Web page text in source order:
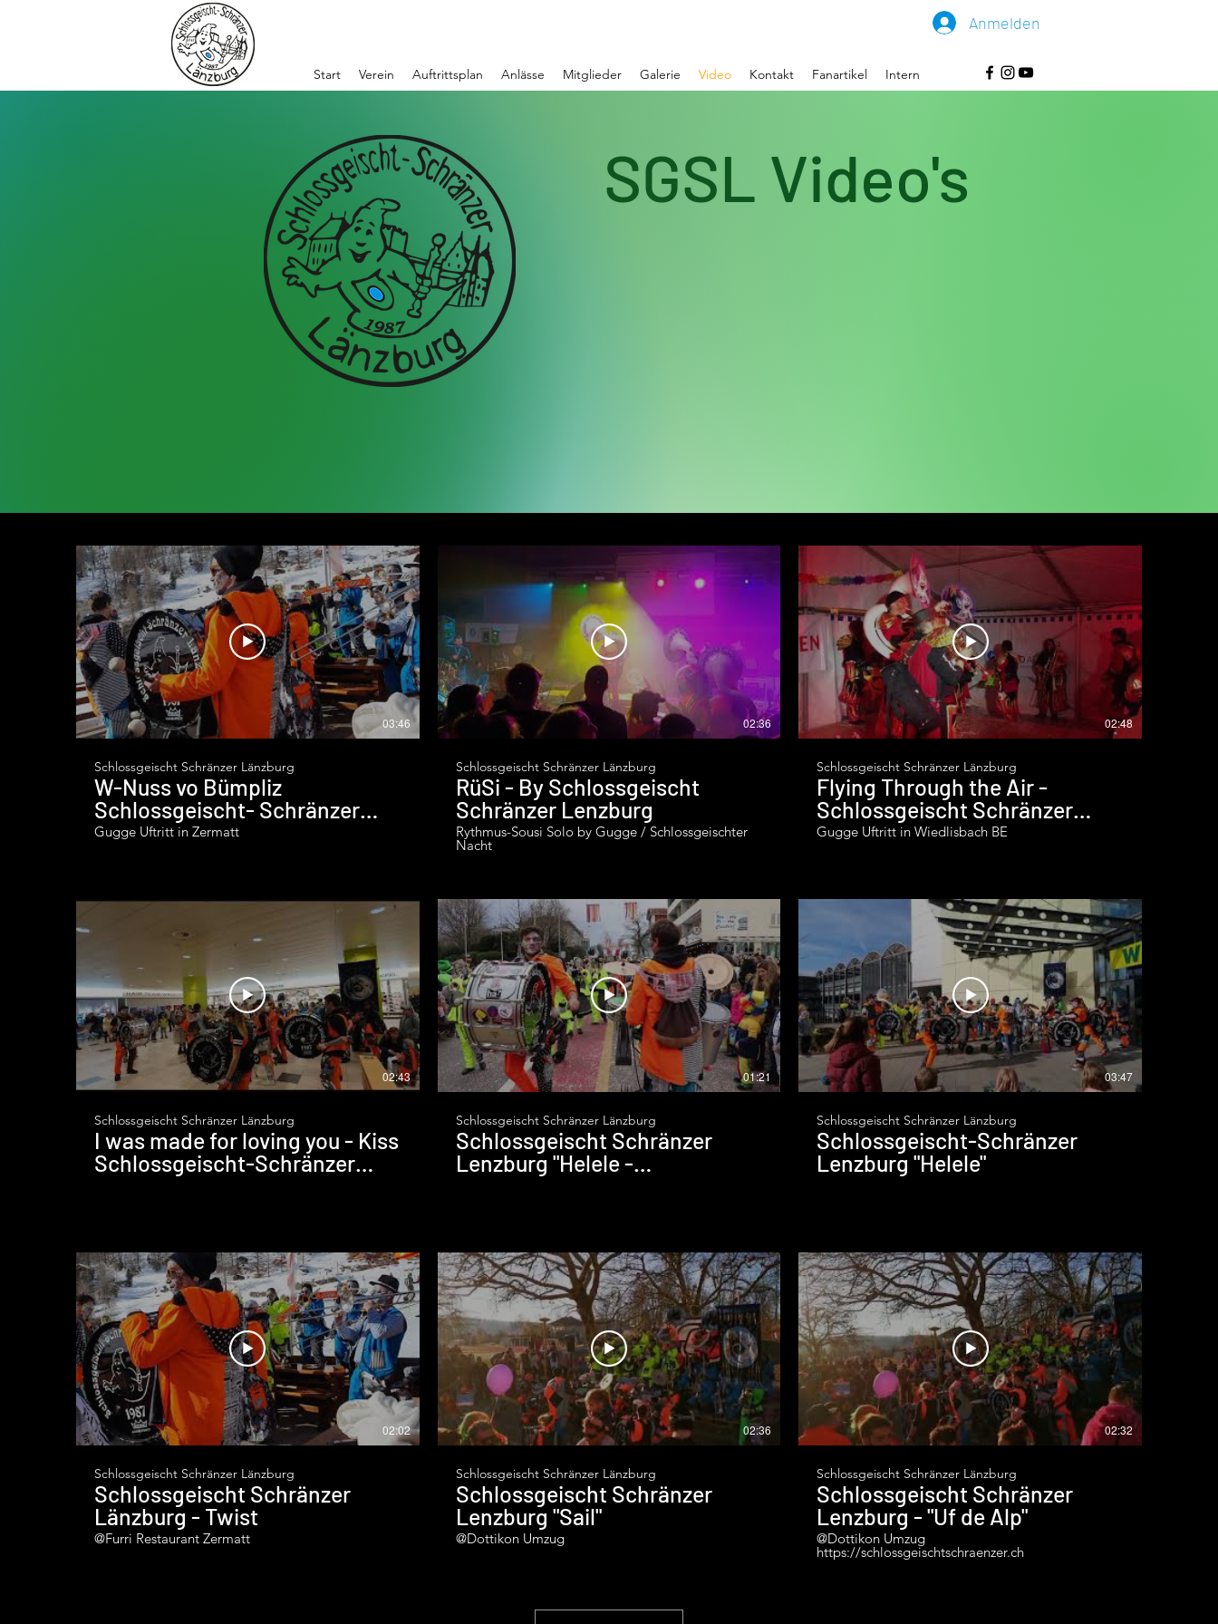
Anmelden
Start Verein Auftrittsplan Anlässe Mitglieder Galerie Video Kontakt Fanartikel Intern
SGSL Video's
03:46
Schlossgeischt Schränzer Länzburg
W-Nuss vo Bümpliz
Schlossgeischt- Schränzer
Länzburg
Gugge Uftritt in Zermatt
02:36
Schlossgeischt Schränzer Länzburg
RüSi - By Schlossgeischt
Schränzer Lenzburg
Rythmus-Sousi Solo by Gugge / Schlossgeischter
Nacht
02:48
Schlossgeischt Schränzer Länzburg
Flying Through the Air -
Schlossgeischt Schränzer
Länzburg
Gugge Uftritt in Wiedlisbach BE
02:43
Schlossgeischt Schränzer Länzburg
I was made for loving you - Kiss
Schlossgeischt-Schränzer
Länzburg
01:21
Schlossgeischt Schränzer Länzburg
Schlossgeischt Schränzer
Lenzburg "Helele -
@Wohlenumzug"
03:47
Schlossgeischt Schränzer Länzburg
Schlossgeischt-Schränzer
Lenzburg "Helele"
02:02
Schlossgeischt Schränzer Länzburg
Schlossgeischt Schränzer
Länzburg - Twist
@Furri Restaurant Zermatt
02:36
Schlossgeischt Schränzer Länzburg
Schlossgeischt Schränzer
Lenzburg "Sail"
@Dottikon Umzug
02:32
Schlossgeischt Schränzer Länzburg
Schlossgeischt Schränzer
Lenzburg - "Uf de Alp"
@Dottikon Umzug
https://schlossgeischtschraenzer.ch